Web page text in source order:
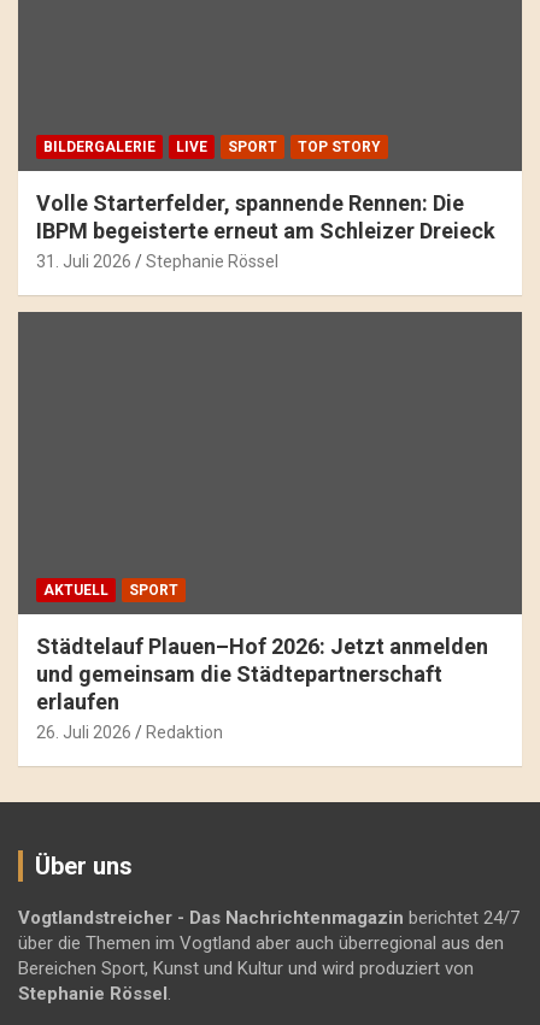
BILDERGALERIE LIVE SPORT TOP STORY
Volle Starterfelder, spannende Rennen: Die
IBPM begeisterte erneut am Schleizer Dreieck
31. Juli 2026 Stephanie Rössel
AKTUELL SPORT
Städtelauf Plauen–Hof 2026: Jetzt anmelden
und gemeinsam die Städtepartnerschaft
erlaufen
26. Juli 2026 Redaktion
Über uns
Vogtlandstreicher - Das Nachrichtenmagazin berichtet 24/7
über die Themen im Vogtland aber auch überregional aus den
Bereichen Sport, Kunst und Kultur und wird produziert von
Stephanie Rössel.